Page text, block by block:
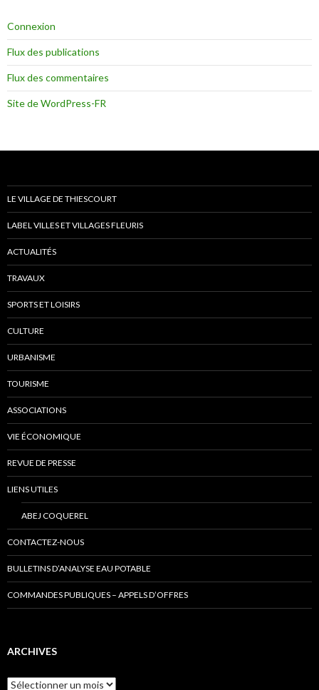
Connexion
Flux des publications
Flux des commentaires
Site de WordPress-FR
LE VILLAGE DE THIESCOURT
LABEL VILLES ET VILLAGES FLEURIS
ACTUALITÉS
TRAVAUX
SPORTS ET LOISIRS
CULTURE
URBANISME
TOURISME
ASSOCIATIONS
VIE ÉCONOMIQUE
REVUE DE PRESSE
LIENS UTILES
ABEJ COQUEREL
CONTACTEZ-NOUS
BULLETINS D’ANALYSE EAU POTABLE
COMMANDES PUBLIQUES – APPELS D’OFFRES
ARCHIVES
Archives